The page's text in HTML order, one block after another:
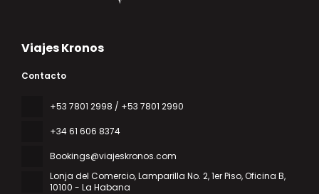
Viajes Kronos
Contacto
‎+53 7801 2998 / +53 7801 2990
+34 61 606 8374
Bookings@viajeskronos.com
Lonja del Comercio, Lamparilla No. 2, 1er Piso, Oficina B,
10100 - La Habana